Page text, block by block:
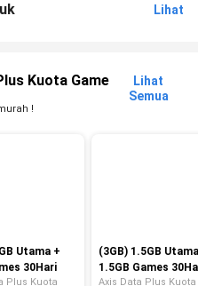
Lihat
Kuota Game
Lihat
Semua
!
Utama +
30Hari
Plus Kuota
(3GB) 1.5GB
1.5GB Games
Axis Data Plus Kuota